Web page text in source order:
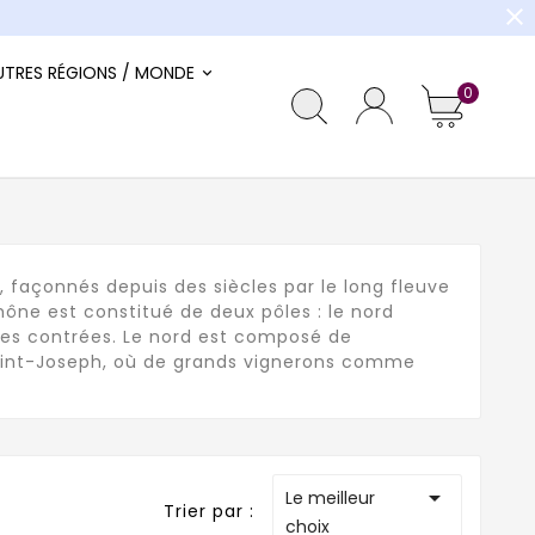
close
RÉGIONS / MONDE
0
depuis des siècles par le long fleuve
est constitué de deux pôles : le nord
contrées. Le nord est composé de
Joseph, où de grands vignerons comme
Trier par :
Le meilleur
choix
